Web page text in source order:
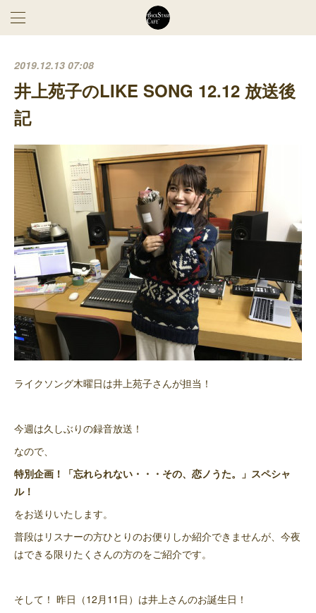
2019.12.13 07:08
井上苑子のLIKE SONG 12.12 放送後
記
ライクソング木曜日は井上苑子さんが担当！
今週は久しぶりの録音放送！
なので、
特別企画！「忘れられない・・・その、恋ノうた。」スペシャ
ル！
をお送りいたします。
普段はリスナーの方ひとりのお便りしか紹介できませんが、今夜
はできる限りたくさんの方のをご紹介です。
そして！ 昨日（12月11日）は井上さんのお誕生日！